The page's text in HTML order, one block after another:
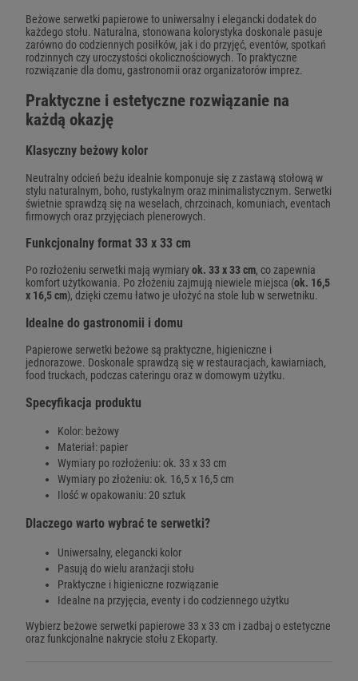
Beżowe serwetki papierowe to uniwersalny i elegancki dodatek do
każdego stołu. Naturalna, stonowana kolorystyka doskonale pasuje
zarówno do codziennych posiłków, jak i do przyjęć, eventów, spotkań
rodzinnych czy uroczystości okolicznościowych. To praktyczne
rozwiązanie dla domu, gastronomii oraz organizatorów imprez.
Praktyczne i estetyczne rozwiązanie na
każdą okazję
Klasyczny beżowy kolor
Neutralny odcień beżu idealnie komponuje się z zastawą stołową w
stylu naturalnym, boho, rustykalnym oraz minimalistycznym. Serwetki
świetnie sprawdzą się na weselach, chrzcinach, komuniach, eventach
firmowych oraz przyjęciach plenerowych.
Funkcjonalny format 33 x 33 cm
Po rozłożeniu serwetki mają wymiaryok. 33 x 33 cm, co zapewnia
komfort użytkowania. Po złożeniu zajmują niewiele miejsca (ok. 16,5
x 16,5 cm), dzięki czemu łatwo je ułożyć na stole lub w serwetniku.
Idealne do gastronomii i domu
Papierowe serwetki beżowe są praktyczne, higieniczne i
jednorazowe. Doskonale sprawdzą się w restauracjach, kawiarniach,
food truckach, podczas cateringu oraz w domowym użytku.
Specyfikacja produktu
Kolor: beżowy
Materiał: papier
Wymiary po rozłożeniu: ok. 33 x 33 cm
Wymiary po złożeniu: ok. 16,5 x 16,5 cm
Ilość w opakowaniu: 20 sztuk
Dlaczego warto wybrać te serwetki?
Uniwersalny, elegancki kolor
Pasują do wielu aranżacji stołu
Praktyczne i higieniczne rozwiązanie
Idealne na przyjęcia, eventy i do codziennego użytku
Wybierz beżowe serwetki papierowe 33 x 33 cm i zadbaj o estetyczne
oraz funkcjonalne nakrycie stołu z Ekoparty.